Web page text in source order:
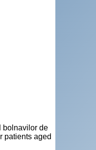
bolnavilor de
patients aged